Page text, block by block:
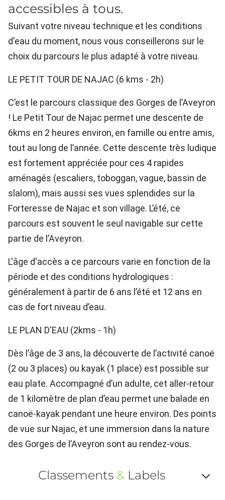
accessibles à tous.
Suivant votre niveau technique et les conditions
d'eau du moment, nous vous conseillerons sur le
choix du parcours le plus adapté à votre niveau.
LE PETIT TOUR DE NAJAC (6 kms - 2h)
C’est le parcours classique des Gorges de l’Aveyron
! Le Petit Tour de Najac permet une descente de
6kms en 2 heures environ, en famille ou entre amis,
tout au long de l’année. Cette descente très ludique
est fortement appréciée pour ces 4 rapides
aménagés (escaliers, toboggan, vague, bassin de
slalom), mais aussi ses vues splendides sur la
Forteresse de Najac et son village. L’été, ce
parcours est souvent le seul navigable sur cette
partie de l’Aveyron.
L'âge d'accès a ce parcours varie en fonction de la
période et des conditions hydrologiques :
généralement à partir de 6 ans l’été et 12 ans en
cas de fort niveau d’eau.
LE PLAN D'EAU (2kms - 1h)
Dès l’âge de 3 ans, la découverte de l’activité canoë
(2 ou 3 places) ou kayak (1 place) est possible sur
eau plate. Accompagné d’un adulte, cet aller-retour
de 1 kilomètre de plan d’eau permet une balade en
canoë-kayak pendant une heure environ. Des points
de vue sur Najac, et une immersion dans la nature
des Gorges de l’Aveyron sont au rendez-vous.
Classements & Labels